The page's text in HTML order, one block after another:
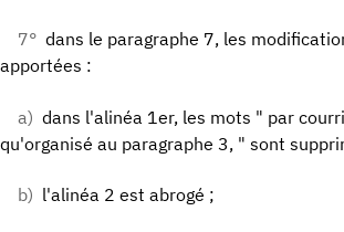
7° dans le paragraphe 7, les
apportées :
a) dans l'alinéa 1er, les mots " par
qu'organisé au paragraphe 3, " sont
b) l'alinéa 2 est abrogé ;